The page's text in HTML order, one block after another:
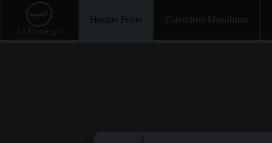
Horaire Prière Calendrier Musulman